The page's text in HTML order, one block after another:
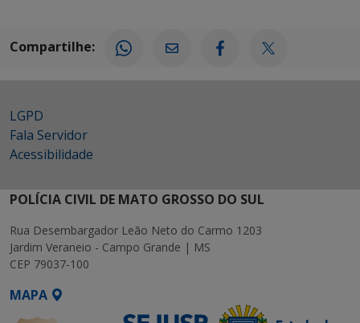
Compartilhe:
LGPD
Fala Servidor
Acessibilidade
POLÍCIA CIVIL DE MATO GROSSO DO SUL
Rua Desembargador Leão Neto do Carmo 1203
Jardim Veraneio - Campo Grande | MS
CEP 79037-100
MAPA